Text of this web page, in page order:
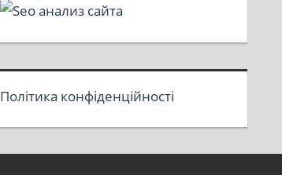
Політика конфіденційності